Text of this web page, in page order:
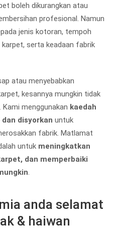
boleh dikurangkan atau
profesional. Namun
jenis kotoran, tempoh
serta keadaan fabrik
atau menyebabkan
kesannya mungkin tidak
menggunakan kaedah
disyorkan untuk
fabrik. Matlamat
untuk meningkatkan
dan memperbaiki
.
anda selamat
& haiwan